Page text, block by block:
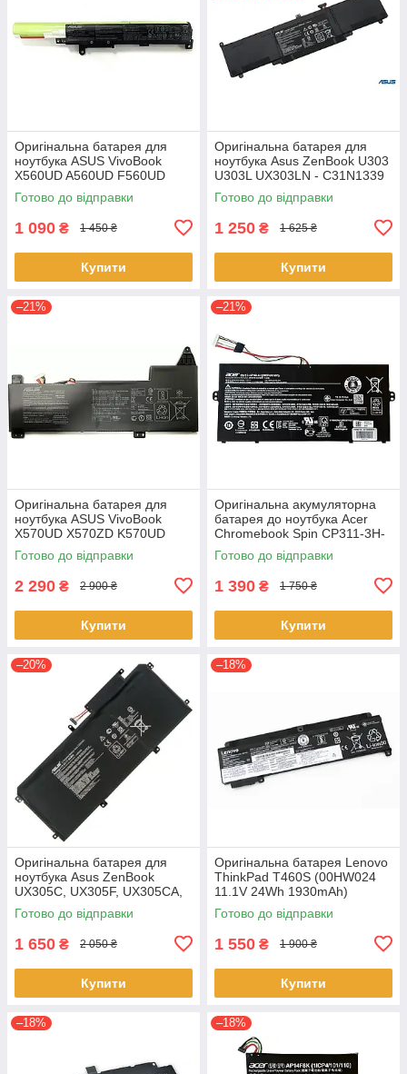
Оригінальна батарея для
ноутбука ASUS VivoBook
X560UD A560UD F560UD
K560UD R562UD - A31N1730
Готово до відправки
1 090 ₴ 1 450 ₴
Купити
Оригінальна батарея для
ноутбука Asus ZenBook U303
U303L UX303LN - C31N1339
(+11.31 V 50Wh) АКБ
Готово до відправки
1 250 ₴ 1 625 ₴
Купити
–21%
Оригінальна батарея для
ноутбука ASUS VivoBook
X570UD X570ZD K570UD
K570ZD R570UD R570ZD
F570UD - B31N1723
Готово до відправки
2 290 ₴ 2 900 ₴
Купити
–21%
Оригінальна акумуляторна
батарея до ноутбука Acer
Chromebook Spin CP311-3H-
K2RJ CP311-2H-C679 CP513-
1HL CP513-1H - AP16L8J
Готово до відправки
1 390 ₴ 1 750 ₴
Купити
–20%
Оригінальна батарея для
ноутбука Asus ZenBook
UX305C, UX305F, UX305CA,
UX305FA - C31N1411 (+11.4 V
45Wh) АКБ
Готово до відправки
1 650 ₴ 2 050 ₴
Купити
–18%
Оригінальна батарея Lenovo
ThinkPad T460S (00HW024
11.1V 24Wh 1930mAh)
Акумулятор, АКБ для
ноутбука
Готово до відправки
1 550 ₴ 1 900 ₴
Купити
–18% –18%